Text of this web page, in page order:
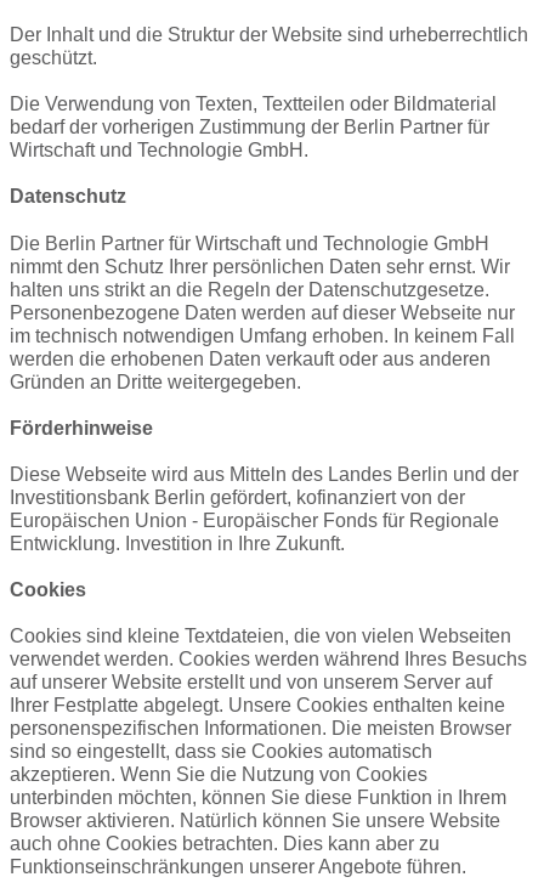
Der Inhalt und die Struktur der Website sind urheberrechtlich
geschützt.
Die Verwendung von Texten, Textteilen oder Bildmaterial
bedarf der vorherigen Zustimmung der Berlin Partner für
Wirtschaft und Technologie GmbH.
Datenschutz
Die Berlin Partner für Wirtschaft und Technologie GmbH
nimmt den Schutz Ihrer persönlichen Daten sehr ernst. Wir
halten uns strikt an die Regeln der Datenschutzgesetze.
Personenbezogene Daten werden auf dieser Webseite nur
im technisch notwendigen Umfang erhoben. In keinem Fall
werden die erhobenen Daten verkauft oder aus anderen
Gründen an Dritte weitergegeben.
Förderhinweise
Diese Webseite wird aus Mitteln des Landes Berlin und der
Investitionsbank Berlin gefördert, kofinanziert von der
Europäischen Union - Europäischer Fonds für Regionale
Entwicklung. Investition in Ihre Zukunft.
Cookies
Cookies sind kleine Textdateien, die von vielen Webseiten
verwendet werden. Cookies werden während Ihres Besuchs
auf unserer Website erstellt und von unserem Server auf
Ihrer Festplatte abgelegt. Unsere Cookies enthalten keine
personenspezifischen Informationen. Die meisten Browser
sind so eingestellt, dass sie Cookies automatisch
akzeptieren. Wenn Sie die Nutzung von Cookies
unterbinden möchten, können Sie diese Funktion in Ihrem
Browser aktivieren. Natürlich können Sie unsere Website
auch ohne Cookies betrachten. Dies kann aber zu
Funktionseinschränkungen unserer Angebote führen.